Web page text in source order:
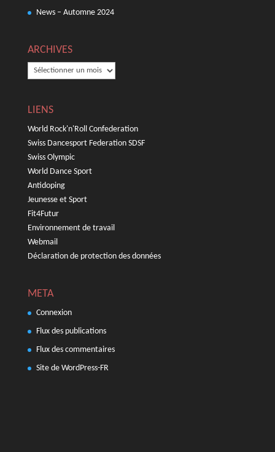
News – Automne 2024
ARCHIVES
ARCHIVES
LIENS
World Rock'n'Roll Confederation
Swiss Dancesport Federation SDSF
Swiss Olympic
World Dance Sport
Antidoping
Jeunesse et Sport
Fit4Futur
Environnement de travail
Webmail
Déclaration de protection des données
META
Connexion
Flux des publications
Flux des commentaires
Site de WordPress-FR